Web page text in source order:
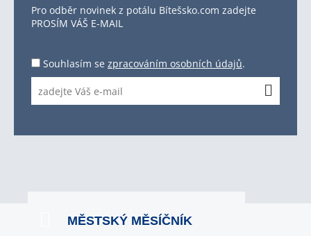
Pro odběr novinek z potálu Bítešsko.com zadejte
PROSÍM VÁŠ E-MAIL
Souhlasím se zpracováním osobních údajů.
MĚSTSKÝ MĚSÍČNÍK